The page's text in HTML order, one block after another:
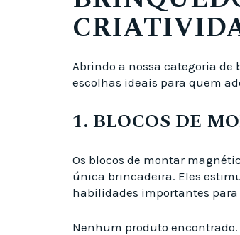
Abrindo a nossa categoria
escolhas ideais para quem
1. BLOCOS DE
Os blocos de montar
única brincadeira. Eles
habilidades importantes para
Nenhum produto encontrado.